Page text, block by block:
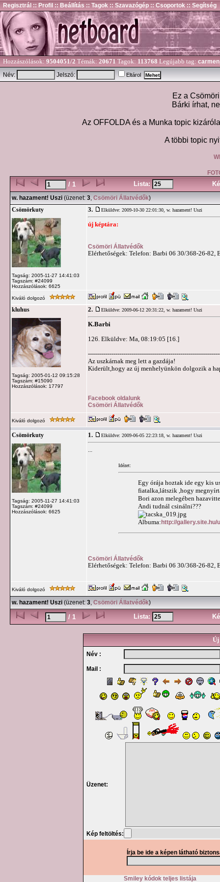
Regisztrál :: Profil :: Beállítás :: Tagok :: Szavazógép :: Csoportok :: Segítség
Hozzászólások: 9504051/2 Témák: 20671 Tagok: 113768 Legújabb tag:
Név:
Jelszó: Eltárol
Ez a
Bárki írhat,
Az OFFOLDA és a Munka topic
A többi topic
/ 1 Lista:
w. hazament! Uszi (üzenet: 3, Csömöri Állatvédők)
Csömörkuty
Tagság: 2005-11-27 14:41:03
Tagszám: #24099
Hozzászólások: 6625
3. Elküldve: 2009-10-30 22:01:30, w. hazament! Uszi
új képtára:
Csömöri Állatvédők
Elérhetőségek: Telefon: Barbi 06 30/368-26-82,
Kiváló dolgozó
kluhus
Tagság: 2005-01-12 09:15:28
Tagszám: #15090
Hozzászólások: 17797
2. Elküldve: 2009-06-12 20:31:22, w. hazament! Uszi
K.Barbi
126. Elküldve: Ma, 08:19:05 [16.]
Az uszkárnak meg lett a gazdája!
Kiderült,hogy az új menhelyünkön dolgozik a
Facebook oldalunk
Csömöri Állatvédők
Kiváló dolgozó
Csömörkuty
Tagság: 2005-11-27 14:41:03
Tagszám: #24099
Hozzászólások: 6625
1. Elküldve: 2009-06-05 22:23:18, w. hazament! Uszi
Idézet:
Egy órája hoztak ide egy kis
fiatalka,látszik ,hogy
Bori azon melegében
Andi tudnál csinálni???
Albuma:http://
Csömöri Állatvédők
Elérhetőségek: Telefon: Barbi 06 30/368-26-82,
Kiváló dolgozó
w. hazament! Uszi (üzenet: 3, Csömöri Állatvédők)
/ 1 Lista:
Új
Név :
Mail :
Üzenet:
Kép feltöltés:
Írja be ide a képen látható
Smiley kódok teljes listája